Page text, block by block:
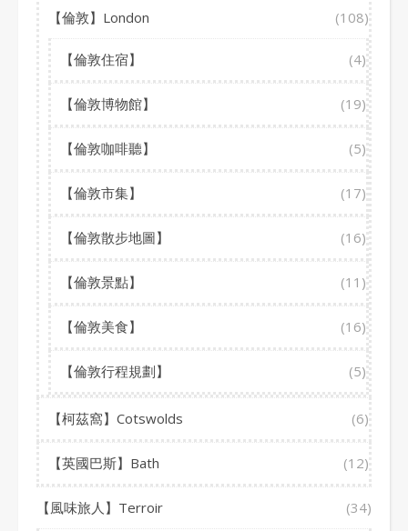
【倫敦】London (108)
【倫敦住宿】 (4)
【倫敦博物館】 (19)
【倫敦咖啡聽】 (5)
【倫敦市集】 (17)
【倫敦散步地圖】 (16)
【倫敦景點】 (11)
【倫敦美食】 (16)
【倫敦行程規劃】 (5)
【柯茲窩】Cotswolds (6)
【英國巴斯】Bath (12)
【風味旅人】Terroir (34)